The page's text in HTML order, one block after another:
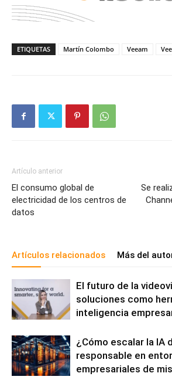
ETIQUETAS Martín Colombo Veeam
Artículo anterior
El consumo global de
electricidad de los centros de
datos
Se
Artículos relacionados Más del
El futuro de la
soluciones como
inteligencia
¿Cómo escalar la IA
responsable en
empresariales de